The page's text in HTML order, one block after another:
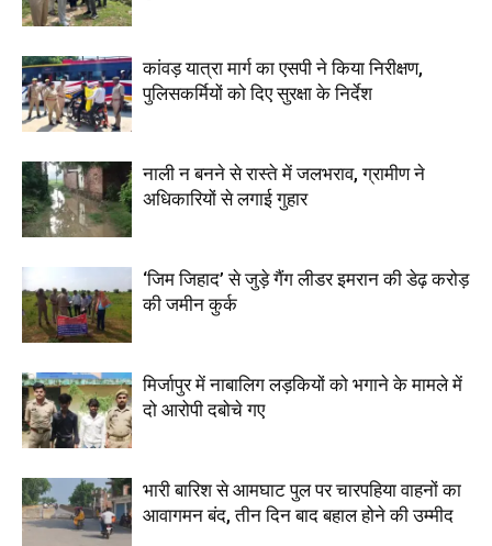
कांवड़ यात्रा मार्ग का एसपी ने किया निरीक्षण,
पुलिसकर्मियों को दिए सुरक्षा के निर्देश
नाली न बनने से रास्ते में जलभराव, ग्रामीण ने
अधिकारियों से लगाई गुहार
‘जिम जिहाद’ से जुड़े गैंग लीडर इमरान की डेढ़ करोड़
की जमीन कुर्क
मिर्जापुर में नाबालिग लड़कियों को भगाने के मामले में
दो आरोपी दबोचे गए
भारी बारिश से आमघाट पुल पर चारपहिया वाहनों का
आवागमन बंद, तीन दिन बाद बहाल होने की उम्मीद